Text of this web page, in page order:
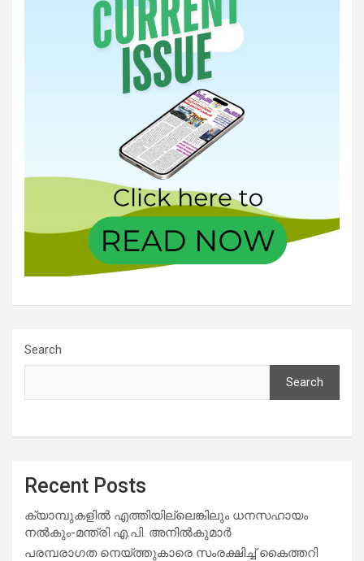
Search
Search
Recent Posts
ക്യാമ്പുകളിൽ എത്തിയില്ലെങ്കിലും ധനസഹായം
നൽകും-മന്ത്രി എ.പി. അനിൽകുമാർ
പരമ്പരാഗത നെയ്ത്തുകാരെ സംരക്ഷിച്ച് കൈത്തറി